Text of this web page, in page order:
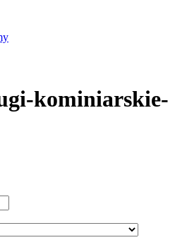
kominiarskie-